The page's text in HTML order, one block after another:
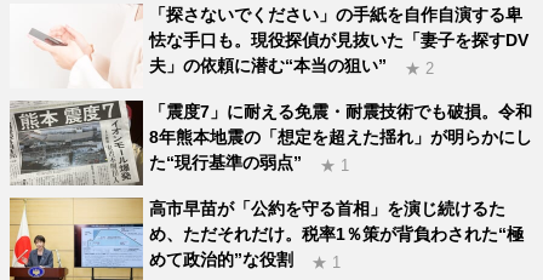
「探さないでください」の手紙を自作自演する卑
怯な手口も。現役探偵が見抜いた「妻子を探すDV
夫」の依頼に潜む“本当の狙い”
★ 2
「震度7」に耐える免震・耐震技術でも破損。令和
8年熊本地震の「想定を超えた揺れ」が明らかにし
た“現行基準の弱点”
★ 1
高市早苗が「公約を守る首相」を演じ続けるた
め、ただそれだけ。税率1％策が背負わされた“極
めて政治的”な役割
★ 1